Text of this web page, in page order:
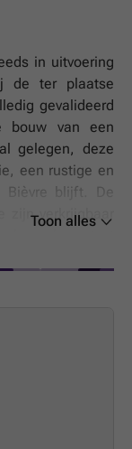
in uitvoering
de ter plaatse
gevalideerd
bouw van een
gelegen, deze
een rustige en
blijft. De
zijn verkrijgbaar
Toon alles